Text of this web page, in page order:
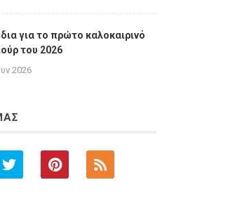
για το πρώτο καλοκαιρινό
του 2026
2026